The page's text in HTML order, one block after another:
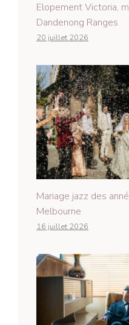
Elopement Victoria,
Dandenong Ranges
20 juillet 2026
Mariage jazz des
Melbourne
16 juillet 2026